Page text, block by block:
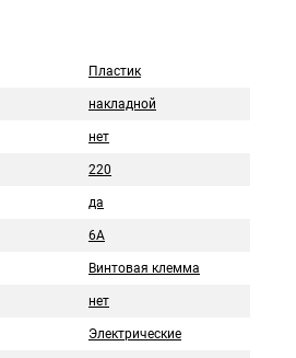
Пластик
накладной
нет
220
да
6A
Винтовая клемма
нет
Электрические